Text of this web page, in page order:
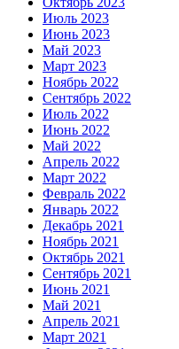
Июль 2023
Июнь 2023
Май 2023
Март 2023
Ноябрь 2022
Сентябрь 2022
Июль 2022
Июнь 2022
Май 2022
Апрель 2022
Март 2022
Февраль 2022
Январь 2022
Декабрь 2021
Ноябрь 2021
Октябрь 2021
Сентябрь 2021
Июнь 2021
Май 2021
Апрель 2021
Март 2021